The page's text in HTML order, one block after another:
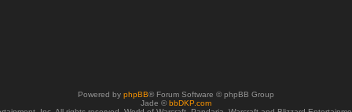
Powered by phpBB® Forum Software © phpBB Group
Jade © bbDKP.com